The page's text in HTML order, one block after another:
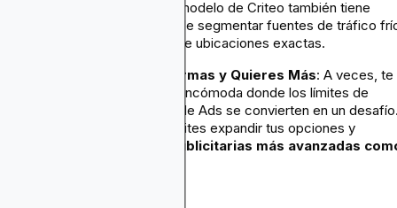
afectar a los anunciantes. El modelo de Criteo también tiene
limitaciones cuando se trata de segmentar fuentes de tráfico
ofrece insights limitados sobre ubicaciones exactas.
Has Usado Ambas Plataformas y Quieres Más: A veces, te
encontrarás en esa situación incómoda donde los límites de
rendimiento en Criteo o Google Ads se convierten en un
este punto, puede que necesites expandir tus opciones y
considerar plataformas publicitarias más avanzadas